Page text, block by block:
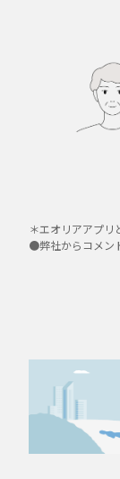
＊エオリアアプリ
●弊社からコメン